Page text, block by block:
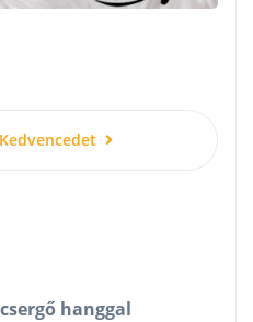
hanggal